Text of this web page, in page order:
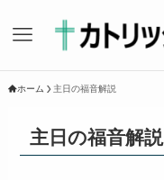
ホーム 主日の福音解説
主日の福音解説